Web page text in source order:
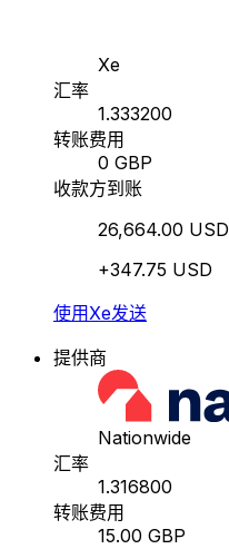
Xe
汇率
1.333200
转账费用
0 GBP
收款方到账
26,664.00 USD
+347.75 USD
使用Xe发送
提供商
Nationwide
汇率
1.316800
转账费用
15.00 GBP